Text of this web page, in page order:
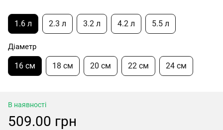
1.6 л 2.3 л 3.2 л 4.2 л 5.5 л
Діаметр
16 см 18 см 20 см 22 см 24 см
В наявності
509.00 грн